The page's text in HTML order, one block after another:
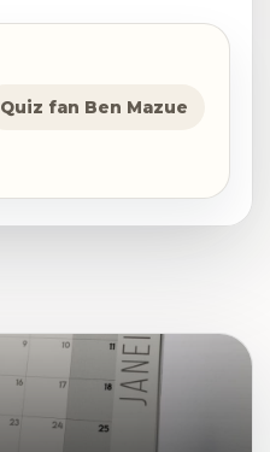
Quiz fan Ben Mazue